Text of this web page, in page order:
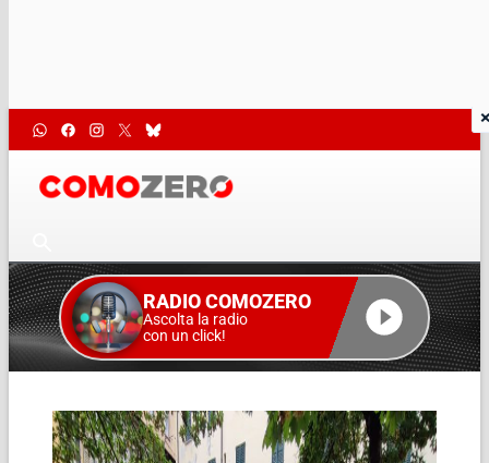
RADIO COMOZERO
Ascolta la radio
con un click!